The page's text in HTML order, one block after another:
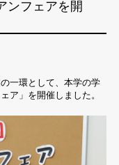
ンフェアを開
一環として、本学の学
ア」を開催しました。